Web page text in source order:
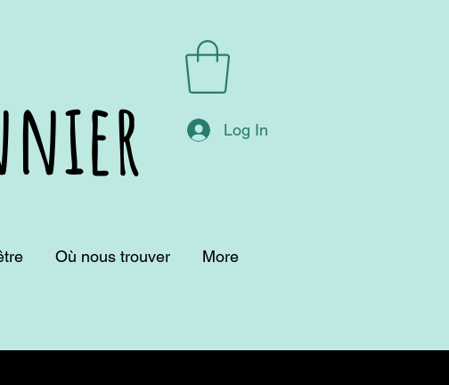
Log In
Où nous trouver More